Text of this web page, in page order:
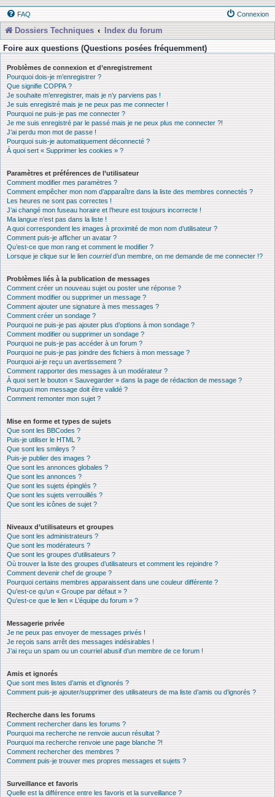
FAQ Connexion
Dossiers Techniques
Index du forum
Foire aux questions (Questions posées fréquemment)
Problèmes de connexion et d’enregistrement
Pourquoi dois-je m’enregistrer ?
Que signifie COPPA ?
Je souhaite m’enregistrer, mais je n’y parviens pas !
Je suis enregistré mais je ne peux pas me connecter !
Pourquoi ne puis-je pas me connecter ?
Je me suis enregistré par le passé mais je ne peux plus me connecter ?!
J’ai perdu mon mot de passe !
Pourquoi suis-je automatiquement déconnecté ?
À quoi sert « Supprimer les cookies » ?
Paramètres et préférences de l’utilisateur
Comment modifier mes paramètres ?
Comment empêcher mon nom d’apparaître dans la liste des membres connectés ?
Les heures ne sont pas correctes !
J’ai changé mon fuseau horaire et l’heure est toujours incorrecte !
Ma langue n’est pas dans la liste !
A quoi correspondent les images à proximité de mon nom d’utilisateur ?
Comment puis-je afficher un avatar ?
Qu’est-ce que mon rang et comment le modifier ?
Lorsque je clique sur le lien courrield’un membre, on me demande de me connecter !?
Problèmes liés à la publication de messages
Comment créer un nouveau sujet ou poster une réponse ?
Comment modifier ou supprimer un message ?
Comment ajouter une signature à mes messages ?
Comment créer un sondage ?
Pourquoi ne puis-je pas ajouter plus d’options à mon sondage ?
Comment modifier ou supprimer un sondage ?
Pourquoi ne puis-je pas accéder à un forum ?
Pourquoi ne puis-je pas joindre des fichiers à mon message ?
Pourquoi ai-je reçu un avertissement ?
Comment rapporter des messages à un modérateur ?
À quoi sert le bouton « Sauvegarder » dans la page de rédaction de message ?
Pourquoi mon message doit être validé ?
Comment remonter mon sujet ?
Mise en forme et types de sujets
Que sont les BBCodes ?
Puis-je utiliser le HTML ?
Que sont les smileys ?
Puis-je publier des images ?
Que sont les annonces globales ?
Que sont les annonces ?
Que sont les sujets épinglés ?
Que sont les sujets verrouillés ?
Que sont les icônes de sujet ?
Niveaux d’utilisateurs et groupes
Que sont les administrateurs ?
Que sont les modérateurs ?
Que sont les groupes d’utilisateurs ?
Où trouver la liste des groupes d’utilisateurs et comment les rejoindre ?
Comment devenir chef de groupe ?
Pourquoi certains membres apparaissent dans une couleur différente ?
Qu’est-ce qu’un « Groupe par défaut » ?
Qu’est-ce que le lien « L’équipe du forum » ?
Messagerie privée
Je ne peux pas envoyer de messages privés !
Je reçois sans arrêt des messages indésirables !
J’ai reçu un spam ou un courriel abusif d’un membre de ce forum !
Amis et ignorés
Que sont mes listes d’amis et d’ignorés ?
Comment puis-je ajouter/supprimer des utilisateurs de ma liste d’amis ou d’ignorés ?
Recherche dans les forums
Comment rechercher dans les forums ?
Pourquoi ma recherche ne renvoie aucun résultat ?
Pourquoi ma recherche renvoie une page blanche ?!
Comment rechercher des membres ?
Comment puis-je trouver mes propres messages et sujets ?
Surveillance et favoris
Quelle est la différence entre les favoris et la surveillance ?